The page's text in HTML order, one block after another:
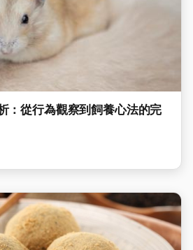
：從行為觀察到飼養心法的完